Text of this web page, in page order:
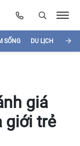
SỐNG DU LỊCH
giá
giới trẻ